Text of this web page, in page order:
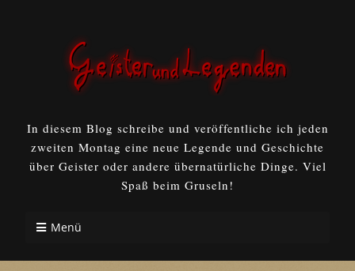
In diesem Blog schreibe und veröffentliche ich jeden
zweiten Montag eine neue Legende und Geschichte
über Geister oder andere übernatürliche Dinge. Viel
Spaß beim Gruseln!
Menü